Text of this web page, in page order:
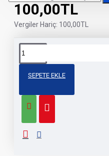
100,00TL
Vergiler Hariç: 100,00TL
SEPETE EKLE
ÜRÜN BILGISI
Product description, along
as tabs, accordion or all-
any order and any position.
link and point to other pages